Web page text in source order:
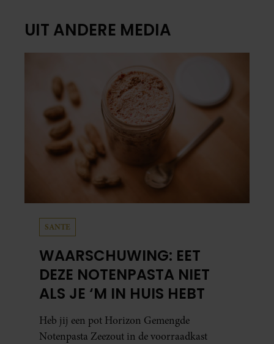
UIT ANDERE MEDIA
SANTE
WAARSCHUWING: EET
DEZE NOTENPASTA NIET
ALS JE ‘M IN HUIS HEBT
Heb jij een pot Horizon Gemengde
Notenpasta Zeezout in de voorraadkast